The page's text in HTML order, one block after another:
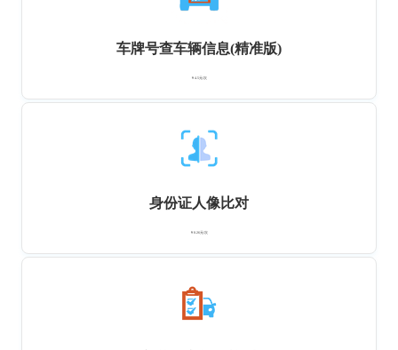
车牌号查车辆信息(精准版)
￥4.5元/次
身份证人像比对
￥0.26元/次